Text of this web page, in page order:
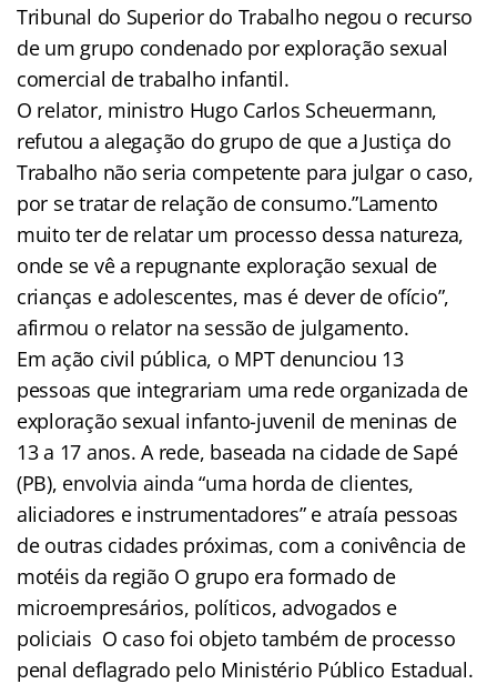
Tribunal do Superior do Trabalho negou o recurso
de um grupo condenado por exploração sexual
comercial de trabalho infantil.
O relator, ministro Hugo Carlos Scheuermann,
refutou a alegação do grupo de que a Justiça do
Trabalho não seria competente para julgar o caso,
por se tratar de relação de consumo.”Lamento
muito ter de relatar um processo dessa natureza,
onde se vê a repugnante exploração sexual de
crianças e adolescentes, mas é dever de ofício”,
afirmou o relator na sessão de julgamento.
Em ação civil pública, o MPT denunciou 13
pessoas que integrariam uma rede organizada de
exploração sexual infanto-juvenil de meninas de
13 a 17 anos. A rede, baseada na cidade de Sapé
(PB), envolvia ainda “uma horda de clientes,
aliciadores e instrumentadores” e atraía pessoas
de outras cidades próximas, com a conivência de
motéis da região O grupo era formado de
microempresários, políticos, advogados e
policiais O caso foi objeto também de processo
penal deflagrado pelo Ministério Público Estadual.